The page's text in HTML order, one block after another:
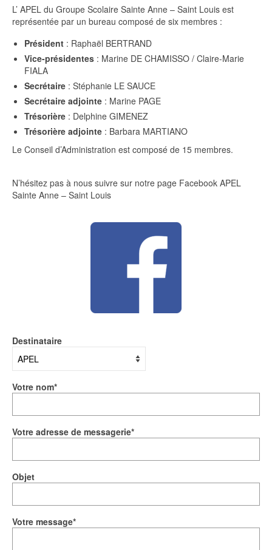
L’ APEL du Groupe Scolaire Sainte Anne – Saint Louis est
représentée par un bureau composé de six membres :
Président : Raphaël BERTRAND
Vice-présidentes : Marine DE CHAMISSO / Claire-Marie
FIALA
Secrétaire : Stéphanie LE SAUCE
Secrétaire adjointe : Marine PAGE
Trésorière : Delphine GIMENEZ
Trésorière adjointe : Barbara MARTIANO
Le Conseil d’Administration est composé de 15 membres.
N’hésitez pas à nous suivre sur notre page Facebook APEL
Sainte Anne – Saint Louis
Destinataire
Votre nom*
Votre adresse de messagerie*
Objet
Votre message*